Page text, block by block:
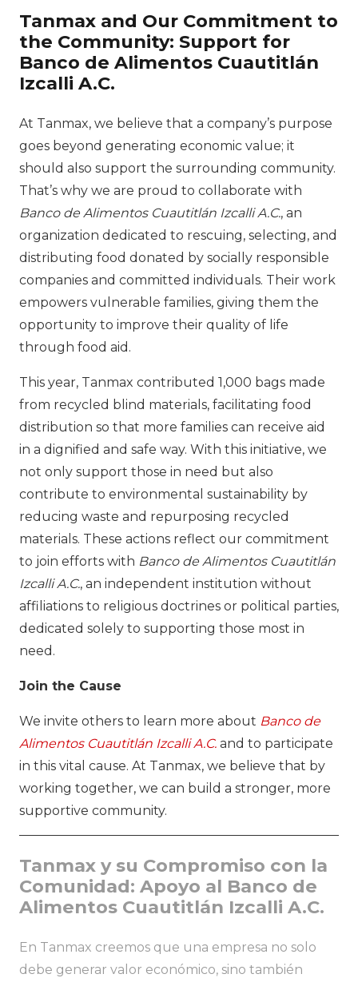
Tanmax and Our Commitment to
the Community: Support for
Banco de Alimentos Cuautitlán
Izcalli A.C.
At Tanmax, we believe that a company’s purpose
goes beyond generating economic value; it
should also support the surrounding community.
That’s why we are proud to collaborate with
Banco de Alimentos Cuautitlán Izcalli A.C., an
organization dedicated to rescuing, selecting, and
distributing food donated by socially responsible
companies and committed individuals. Their work
empowers vulnerable families, giving them the
opportunity to improve their quality of life
through food aid.
This year, Tanmax contributed 1,000 bags made
from recycled blind materials, facilitating food
distribution so that more families can receive aid
in a dignified and safe way. With this initiative, we
not only support those in need but also
contribute to environmental sustainability by
reducing waste and repurposing recycled
materials. These actions reflect our commitment
to join efforts with Banco de Alimentos Cuautitlán
Izcalli A.C., an independent institution without
affiliations to religious doctrines or political parties,
dedicated solely to supporting those most in
need.
Join the Cause
We invite others to learn more about Banco de
Alimentos Cuautitlán Izcalli A.C. and to participate
in this vital cause. At Tanmax, we believe that by
working together, we can build a stronger, more
supportive community.
Tanmax y su Compromiso con la
Comunidad: Apoyo al Banco de
Alimentos Cuautitlán Izcalli A.C.
En Tanmax creemos que una empresa no solo
debe generar valor económico, sino también